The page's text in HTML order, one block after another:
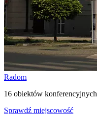
Radom
16 obiektów konferencyjnych
Sprawdź miejscowość